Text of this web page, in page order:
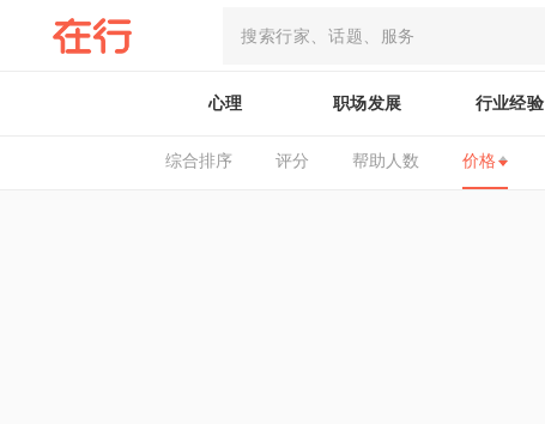
心理 职场发展 行业经验
综合排序 评分 帮助人数 价格